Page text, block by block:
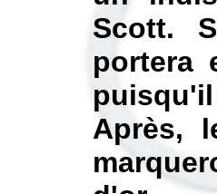
Scott.
portera
Après,